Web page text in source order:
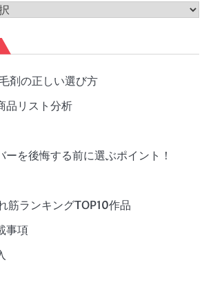
剤の正しい選び方
品リスト分析
ーを後悔する前に選ぶポイント！
筋ランキングTOP10作品
事項